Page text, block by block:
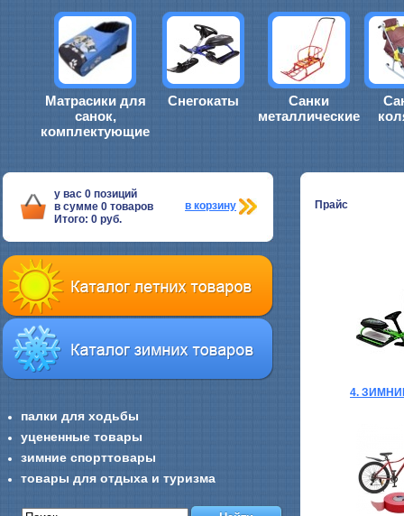
Матрасики для
санок,
комплектующие
Снегокаты
Санки
металлические
у вас 0 позиций
в сумме 0 товаров
Итого: 0 руб.
в корзину
палки для ходьбы
уцененные товары
зимние спорттовары
товары для отдыха и туризма
Прайс
4.